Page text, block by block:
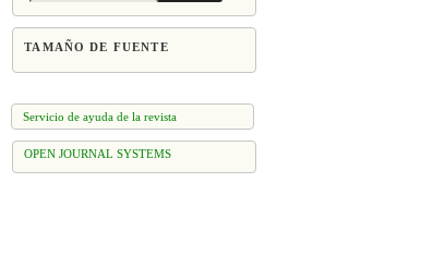
TAMAÑO DE FUENTE
Servicio de ayuda de la revista
OPEN JOURNAL SYSTEMS